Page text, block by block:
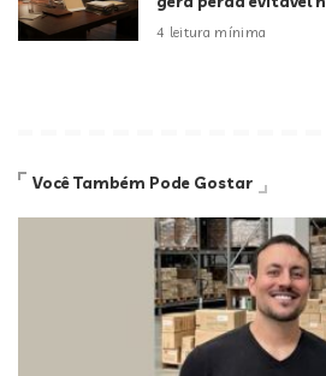
4 leitura mínima
Você Também Pode Gostar